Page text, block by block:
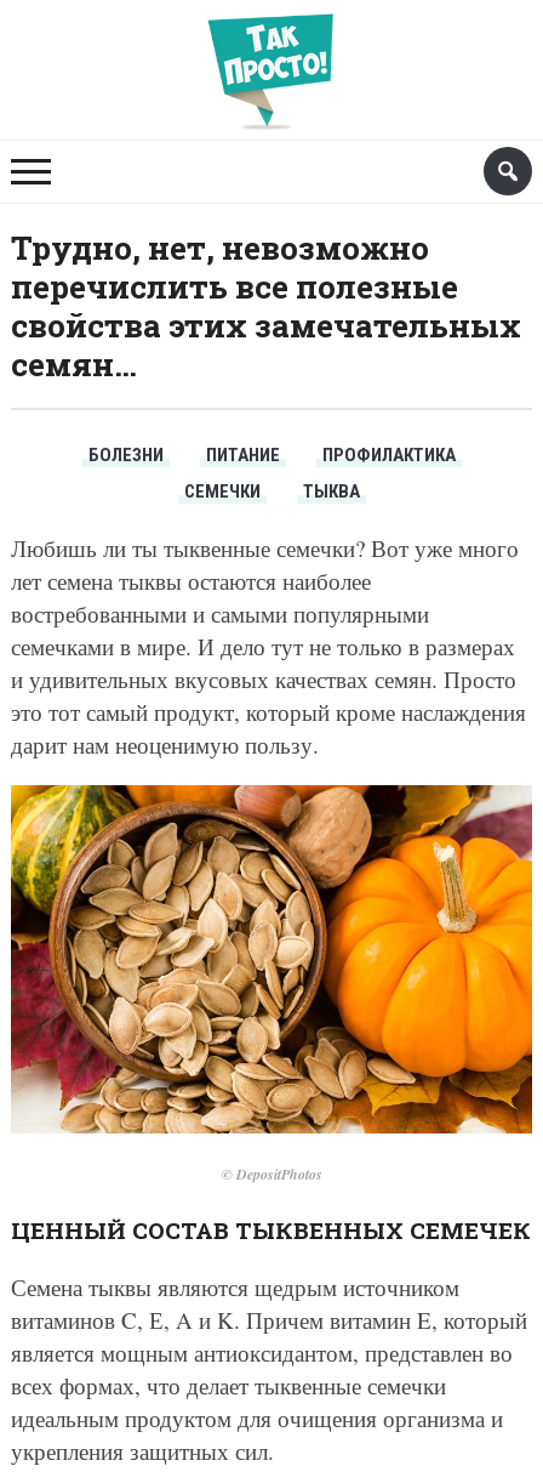
Трудно, нет, невозможно
перечислить все полезные
свойства этих замечательных
семян…
БОЛЕЗНИ ПИТАНИЕ
ПРОФИЛАКТИКА
СЕМЕЧКИ
ТЫКВА
Любишь ли ты тыквенные семечки? Вот уже много
лет семена тыквы остаются наиболее
востребованными и самыми популярными
семечками в мире. И дело тут не только в размерах
и удивительных вкусовых качествах семян. Просто
это тот самый продукт, который кроме наслаждения
дарит нам неоценимую пользу.
© DepositPhotos
ЦЕННЫЙ СОСТАВ ТЫКВЕННЫХ СЕМЕЧЕК
Семена тыквы являются щедрым источником
витаминов C, Е, A и K. Причем витамин E, который
является мощным антиоксидантом, представлен во
всех формах, что делает тыквенные семечки
идеальным продуктом для очищения организма и
укрепления защитных сил.